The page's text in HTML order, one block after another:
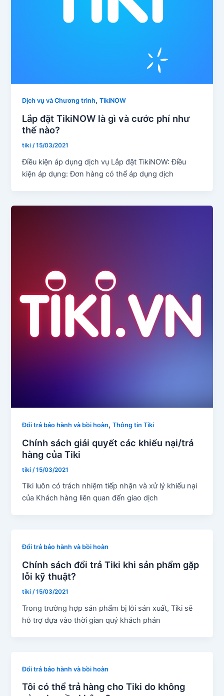
Dịch vụ và Chương trình,TikiNOW
Lắp đặt TikiNOW là gì và cước phí như
thế nào?
tiki/15/03/2021
Điều kiện áp dụng dịch vụ Lắp đặt TikiNOW: Điều
kiện áp dụng: Đơn hàng có thể áp dụng dịch
Đổi trả bảo hành và bồi hoàn,Thông tin Tiki
Chính sách giải quyết các khiếu nại/trả
hàng của Tiki
tiki /15/03/2021
Tiki luôn có trách nhiệm tiếp nhận và xử lý khiếu nại
của Khách hàng liên quan đến giao dịch
Đổi trả bảo hành và bồi hoàn
Chính sách đổi trả Tiki khi sản phẩm gặp
lỗi kỹ thuật?
tiki/15/03/2021
Trong trường hợp sản phẩm bị lỗi sản xuất, Tiki sẽ
hỗ trợ dựa vào thời gian quý khách phản
Đổi trả bảo hành và bồi hoàn
Tôi có thể trả hàng cho Tiki do không